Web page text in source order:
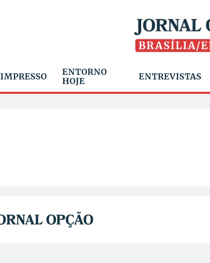
IMPRESSO
ENTORNO
HOJE
ENTREVISTAS